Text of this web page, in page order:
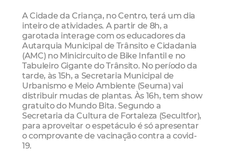
A Cidade da Criança, no Centro, terá um dia
inteiro de atividades. A partir de 8h, a
garotada interage com os educadores da
Autarquia Municipal de Trânsito e Cidadania
(AMC) no Minicircuito de Bike Infantil e no
Tabuleiro Gigante do Trânsito. No período da
tarde, às 15h, a Secretaria Municipal de
Urbanismo e Meio Ambiente (Seuma) vai
distribuir mudas de plantas. Às 16h, tem show
gratuito do Mundo Bita. Segundo a
Secretaria da Cultura de Fortaleza (Secultfor),
para aproveitar o espetáculo é só apresentar
o comprovante de vacinação contra a covid-
19.